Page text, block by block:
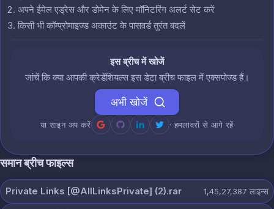
अपने ईमेल एड्रेस और डोमेन के लिए मॉनिटरिंग अलर्ट सेट करें
किसी भी कॉम्प्रोमाइज्ड अकाउंट के पासवर्ड तुरंत बदलें
इस ब्रीच में खोजें
जांचें कि क्या आपकी क्रेडेंशियल्स इस डेटा ब्रीच फाइल में एक्सपोज्ड हैं।
अभी खोजें
या साइन अप करें · हमलावरों से आगे रहें
समान ब्रीच फाइल्स
Private Links [@AllLinksPrivate] (2).rar 1,45,27,387 लाइन्स